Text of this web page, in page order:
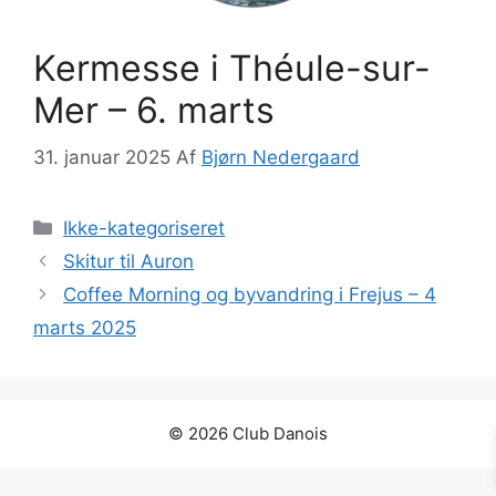
Kermesse i Théule-sur-
Mer – 6. marts
31. januar 2025 Af Bjørn Nedergaard
Kategorier
Ikke-kategoriseret
Skitur til Auron
Coffee Morning og byvandring i Frejus – 4
marts 2025
© 2026 Club Danois